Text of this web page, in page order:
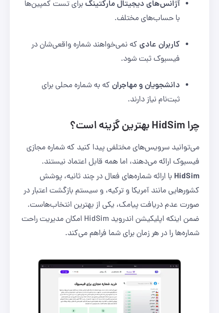
آژانس‌های دیجیتال مارکتینگ برای تست کمپین‌ها
با حساب‌های مختلف.
کاربران عادی که نمی‌خواهند شماره واقعی‌شان در
فیسبوک ثبت شود.
دانشجویان و مهاجران که به شماره محلی برای
ثبت‌نام نیاز دارند.
چرا HidSim بهترین گزینه است؟
می‌توانید سرویس‌های مختلفی پیدا کنید که شماره مجازی
فیسبوک ارائه می‌دهند، اما همه قابل اعتماد نیستند.
HidSim با ارائه شماره‌های فعال در چند ثانیه، پوشش
کشورهایی مانند آمریکا و ترکیه، و سیستم بازگشت اعتبار در
صورت عدم دریافت پیامک، یکی از بهترین انتخاب‌هاست.
ضمن اینکه اپلیکیشن اندروید HidSim امکان مدیریت راحت
شماره‌ها را در هر زمان برای شما فراهم می‌کند.